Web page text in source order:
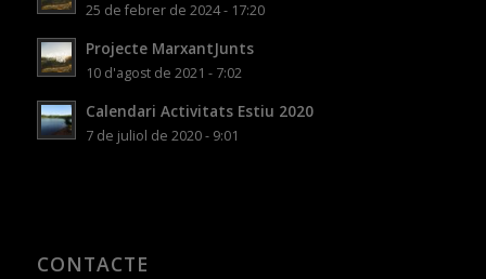
25 de febrer de 2024 - 17:20
Projecte MarxantJunts
10 d'agost de 2021 - 7:02
Calendari Activitats Estiu 2020
7 de juliol de 2020 - 9:01
CONTACTE